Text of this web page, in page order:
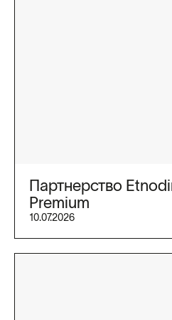
Партнерство
Premium
10.07.2026